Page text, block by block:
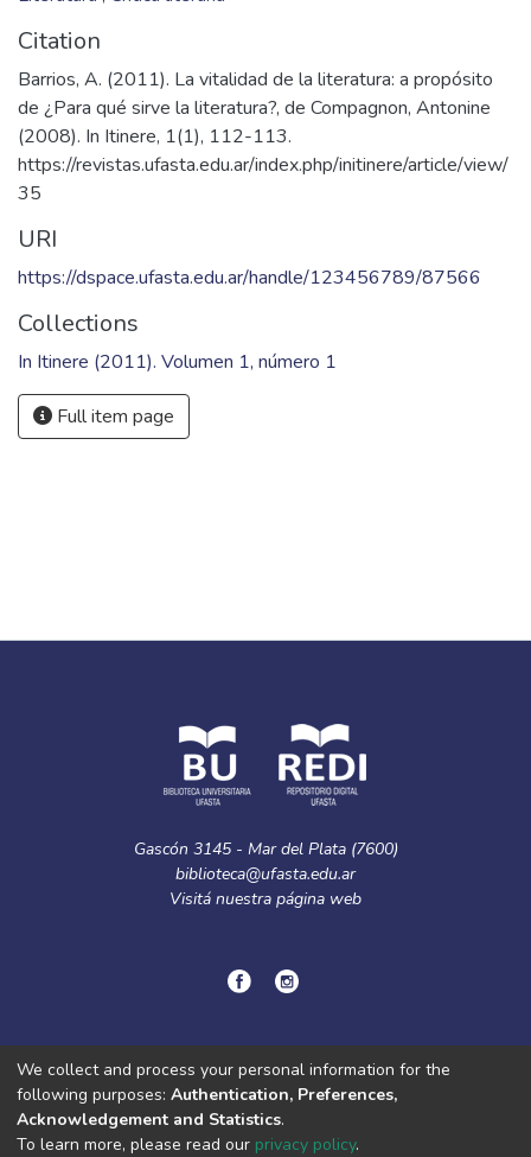
Fil: Barrios, Ariel. Universidad FASTA; Argentina.
Keywords
Literatura,Crítica literaria
Citation
Barrios, A. (2011). La vitalidad de la literatura: a propósito
de ¿Para qué sirve la literatura?, de Compagnon, Antonine
https://revistas.ufasta.edu.ar/index.php/initinere/article/view/
35
URI
https://dspace.ufasta.edu.ar/handle/123456789/87566
Gascón 3145 - Mar del Plata (7600)
biblioteca@ufasta.edu.ar
Visitá nuestra página web
© Copyright2024.Política de privacidad.
DSpace software copyright © 2002-2026
We collect and process your personal information for the
following purposes: Authentication, Preferences,
Acknowledgement and Statistics.
To learn more, please read our privacy policy.